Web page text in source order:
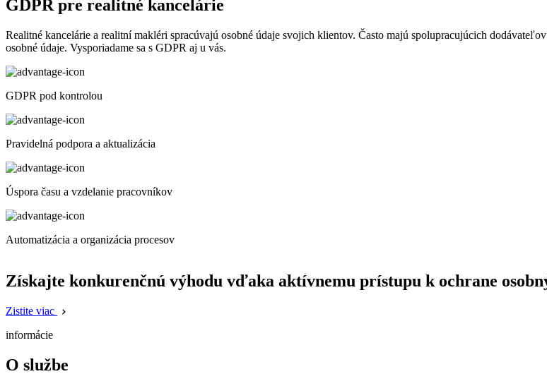
GDPR pre realitné kancelárie
Realitné kancelárie a realitní makléri spracúvajú osobné údaje svojich klientov. Často majú spolupracujúcich
osobné údaje. Vysporiadame sa s GDPR aj u vás.
GDPR pod kontrolou
Pravidelná podpora a aktualizácia
Úspora času a vzdelanie pracovníkov
Automatizácia a organizácia procesov
Získajte konkurenčnú výhodu vďaka aktívnemu prístupu k ochrane
Zistite viac
informácie
O službe